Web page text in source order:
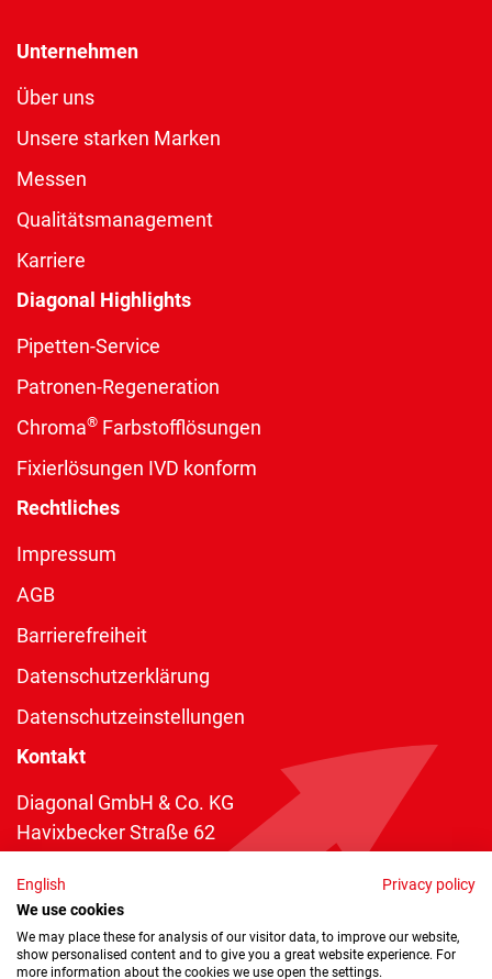
Unternehmen
Über uns
Unsere starken Marken
Messen
Qualitätsmanagement
Karriere
Diagonal Highlights
Pipetten-Service
Patronen-Regeneration
Chroma® Farbstofflösungen
Fixierlösungen IVD konform
Rechtliches
Impressum
AGB
Barrierefreiheit
Datenschutzerklärung
Datenschutzeinstellungen
Kontakt
Diagonal GmbH & Co. KG
Havixbecker Straße 62
Telefon:+49 2534 970 216
Telefax: +49 2534 970 116
info@diagonal.de
English
Privacy policy
We use cookies
We may place these for analysis of our visitor data, to improve our website,
show personalised content and to give you a great website experience. For
more information about the cookies we use open the settings.